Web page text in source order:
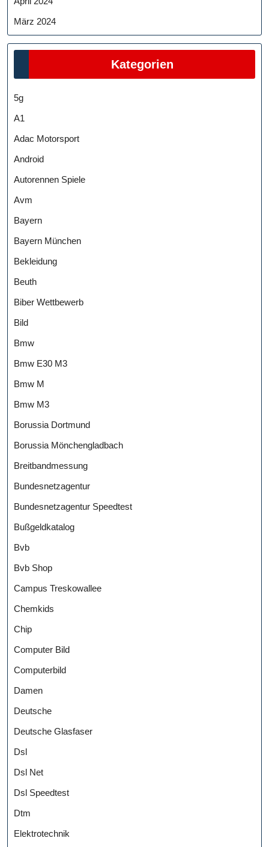
März 2024
Kategorien
5g
A1
Adac Motorsport
Android
Autorennen Spiele
Avm
Bayern
Bayern München
Bekleidung
Beuth
Biber Wettbewerb
Bild
Bmw
Bmw E30 M3
Bmw M
Bmw M3
Borussia Dortmund
Borussia Mönchengladbach
Breitbandmessung
Bundesnetzagentur
Bundesnetzagentur Speedtest
Bußgeldkatalog
Bvb
Bvb Shop
Campus Treskowallee
Chemkids
Chip
Computer Bild
Computerbild
Damen
Deutsche
Deutsche Glasfaser
Dsl
Dsl Net
Dsl Speedtest
Dtm
Elektrotechnik